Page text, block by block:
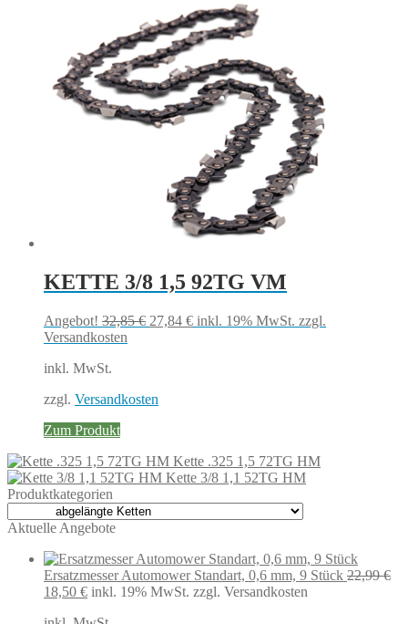
KETTE 3/8 1,5 92TG VM
Angebot! 32,85€ Ursprünglicher
27,84 €Aktueller
inkl. 19% MwSt. zzgl.
Versandkosten
inkl. MwSt.
zzgl. Versandkosten
Zum Produkt
Kette .325 1,5 72TG HM
Kette 3/8 1,1 52TG HM
Produktkategorien
Aktuelle Angebote
Ersatzmesser Automower Standart, 0,6 mm, 9 Stück 22,99€
Ursprünglicher
18,50 €Aktueller
inkl. 19% MwSt. zzgl. Versandkosten